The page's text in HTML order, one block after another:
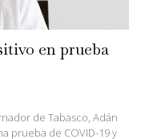
en prueba
de Tabasco, Adán
prueba de COVID-19 y